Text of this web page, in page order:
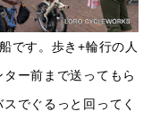
です。歩き+輪行の人
ー前まで送ってもら
でぐるっと回ってく